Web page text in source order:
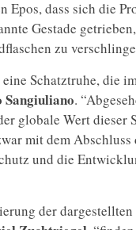
Epos, dass sich die
Gestade
zu
Schatztruhe, die
Sangiuliano.
globale Wert
mit dem
und die
der